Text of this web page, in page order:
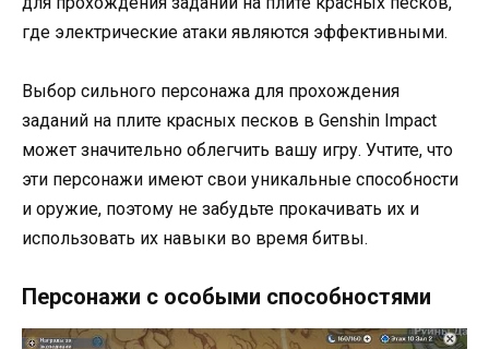
где электрические атаки являются эффективными.
Выбор сильного персонажа для прохождения
заданий на плите красных песков в Genshin Impact
может значительно облегчить вашу игру. Учтите, что
эти персонажи имеют свои уникальные способности
и оружие, поэтому не забудьте прокачивать их и
использовать их навыки во время битвы.
Персонажи с особыми способностями